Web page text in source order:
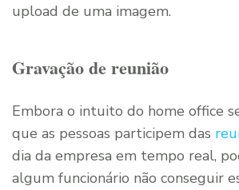
upload de uma imagem.
Gravação de reunião
Embora o intuito do home office
que as pessoas participem das
dia da empresa em tempo real,
algum funcionário não conseguir